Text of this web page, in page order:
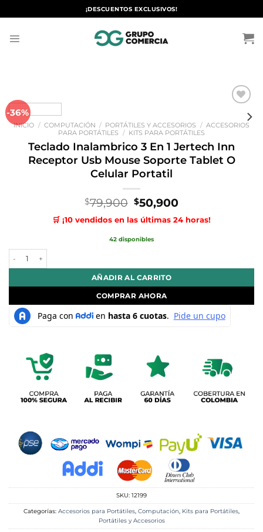
al
¡DESCUENTOS EXCLUSIVOS!
-36%
Añadir
lista de
INICIO / COMPUTACIÓN / PORTÁTILES Y ACCESORIOS / ACCESORIOS
PARA PORTÁTILES / KITS PARA PORTÁTILES
Teclado Inalambrico 3 En 1 Jertech Inn
Receptor Usb Mouse Soporte Tablet O
Celular Portatil
$79,900 El
precio
original
era:
$50,900El
precio
actual
🛒 ¡10 vendidos en las últimas 24 horas!
42 disponibles
AÑADIR AL CARRITO
COMPRAR AHORA
SKU: 12199
Categorías: Accesorios para Portátiles, Computación, Kits para Portátiles,
Portátiles y Accesorios